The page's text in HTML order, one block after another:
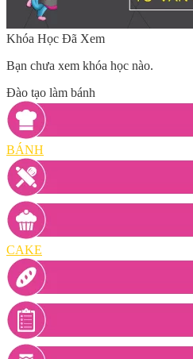
Khóa Học Đã Xem
Bạn chưa xem khóa học nào.
Đào tạo làm bánh
BÁNH
CAKE